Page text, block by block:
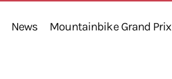
News Mountainbike Grand Prix